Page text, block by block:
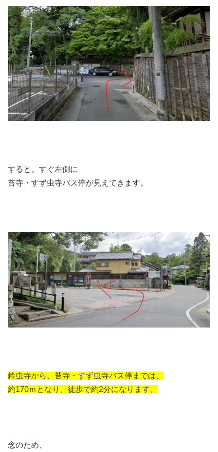
すると、すぐ左側に
苔寺・すず虫寺バス停が見えてきます。
鈴虫寺から、苔寺・すず虫寺バス停までは、
約170ｍとなり、徒歩で約2分になります。
念のため、